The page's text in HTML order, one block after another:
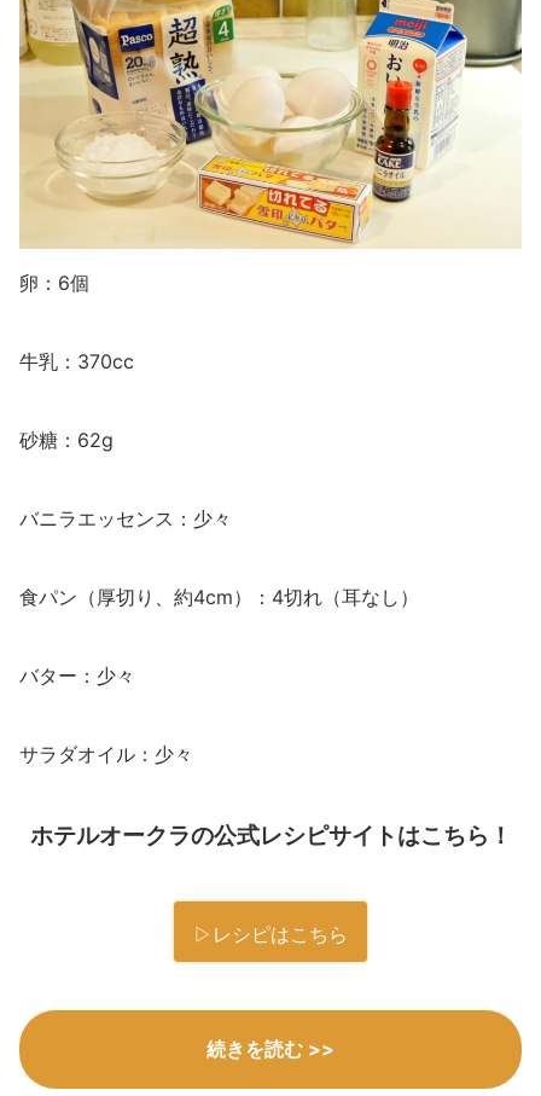
卵：6個
牛乳：370cc
砂糖：62g
バニラエッセンス：少々
食パン（厚切り、約4cm）：4切れ（耳なし）
バター：少々
サラダオイル：少々
ホテルオークラの公式レシピサイトはこちら！
▷レシピはこちら
続きを読む >>